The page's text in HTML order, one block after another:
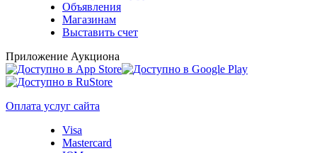
Объявления
Магазинам
Выставить счет
Приложение Аукциона
Оплата услуг сайта
Visa
Mastercard